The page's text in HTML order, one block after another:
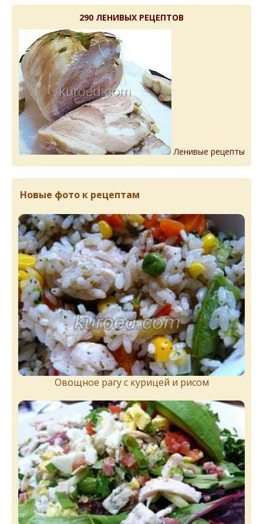
290 ЛЕНИВЫХ РЕЦЕПТОВ
Ленивые рецепты
Новые фото к рецептам
Овощное рагу с курицей и рисом